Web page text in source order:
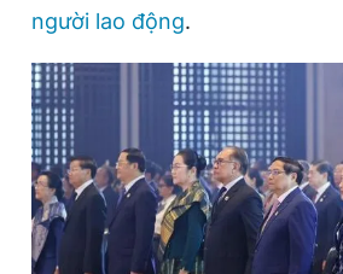
người lao động.